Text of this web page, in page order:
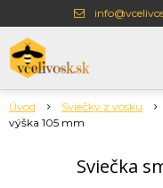
Úvod Sviečky z vosku
výška 105 mm
Sviečka